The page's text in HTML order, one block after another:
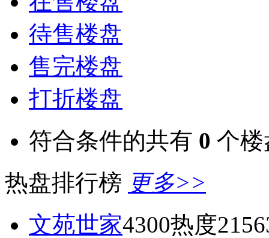
待售楼盘
售完楼盘
打折楼盘
符合条件的共有 0 个楼
热盘排行榜 更多>>
文苑世家4300热度